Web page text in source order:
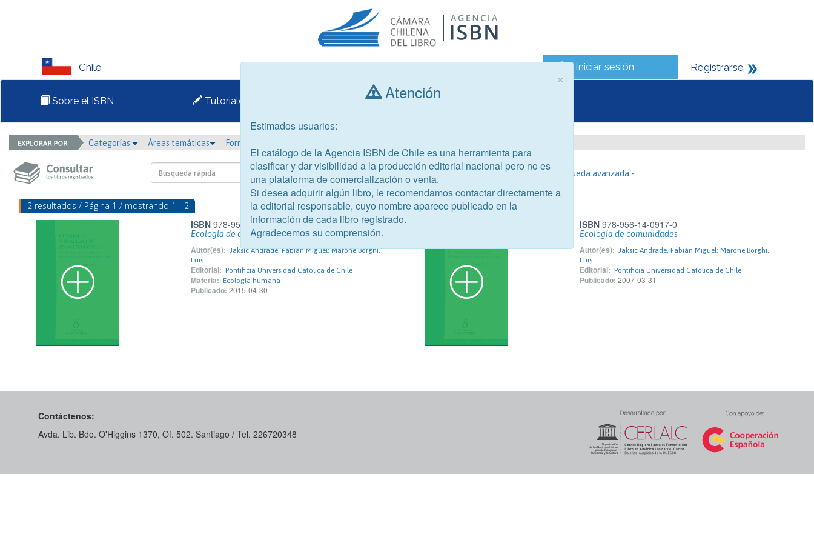
Chile Iniciar sesión Registrarse
Sobre el ISBN Tutoriales Consultar libros
Categorías Áreas temáticas Formato
- Búsqueda avanzada -
2 resultados / Página 1 / mostrando 1 - 2
ISBN 978-956-14-1553-9
Ecología de comunidades
Autor(es): Jaksic Andrade, Fabián Miguel; Marone Borghi,
Luis
Editorial: Pontificia Universidad Católica de Chile
Materia: Ecología humana
Publicado: 2015-04-30
ISBN 978-956-14-0917-0
Ecología de comunidades
Autor(es): Jaksic Andrade, Fabián Miguel; Marone Borghi,
Luis
Editorial: Pontificia Universidad Católica de Chile
Publicado: 2007-03-31
Contáctenos:
Avda. Lib. Bdo. O'Higgins 1370, Of. 502. Santiago / Tel. 226720348
×
Atención
Estimados usuarios:
El catálogo de la Agencia ISBN de Chile es una herramienta para
clasificar y dar visibilidad a la producción editorial nacional pero no es
una plataforma de comercialización o venta.
Si desea adquirir algún libro, le recomendamos contactar directamente a
la editorial responsable, cuyo nombre aparece publicado en la
información de cada libro registrado.
Agradecemos su comprensión.